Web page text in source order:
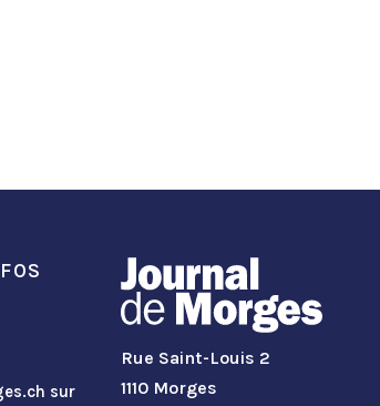
sur
Rue Saint-Louis 2
1110 Morges